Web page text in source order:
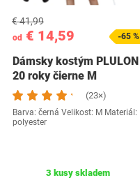
od € 14,59
€ 41,99
-65 %
Dámsky kostým PLULON
20 roky čierne M
(23×)
Barva: černá Velikost: M Materiál:
polyester
3 kusy skladem